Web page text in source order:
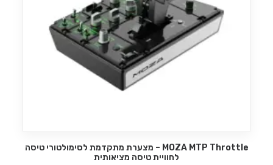
הוספה לסל
MOZA MTP Throttle – מצערת מתקדמת לסימולטורי טיסה
לחוויית טיסה מציאותית